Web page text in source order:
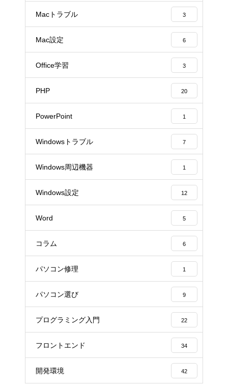
Macトラブル 3
Mac設定 6
Office学習 3
PHP 20
PowerPoint 1
Windowsトラブル 7
Windows周辺機器 1
Windows設定 12
Word 5
コラム 6
パソコン修理 1
パソコン選び 9
プログラミング入門 22
フロントエンド 34
開発環境 42